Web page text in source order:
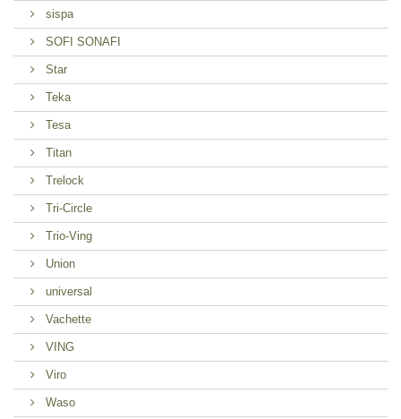
sispa
SOFI SONAFI
Star
Teka
Tesa
Titan
Trelock
Tri-Circle
Trio-Ving
Union
universal
Vachette
VING
Viro
Waso